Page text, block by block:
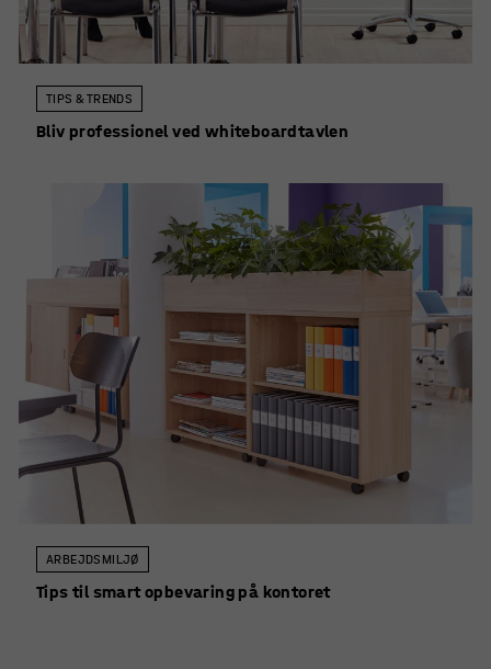
TIPS & TRENDS
Bliv professionel ved whiteboardtavlen
ARBEJDSMILJØ
Tips til smart opbevaring på kontoret